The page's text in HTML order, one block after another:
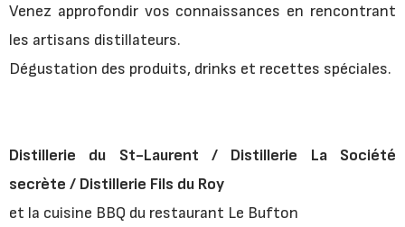
Venez approfondir vos connaissances en rencontrant
les artisans distillateurs.
Dégustation des produits, drinks et recettes spéciales.
Distillerie du St-Laurent / Distillerie La Société
secrète / Distillerie Fils du Roy
et la cuisine BBQ du restaurant Le Bufton